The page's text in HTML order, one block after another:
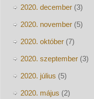
2020. december(3)
2020. november(5)
2020. október(7)
2020. szeptember(3)
2020. július (5)
2020. május (2)